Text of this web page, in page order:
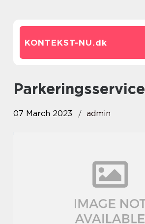
KONTEKST-NU.dk
Parkeringsservice
07 March 2023 admin